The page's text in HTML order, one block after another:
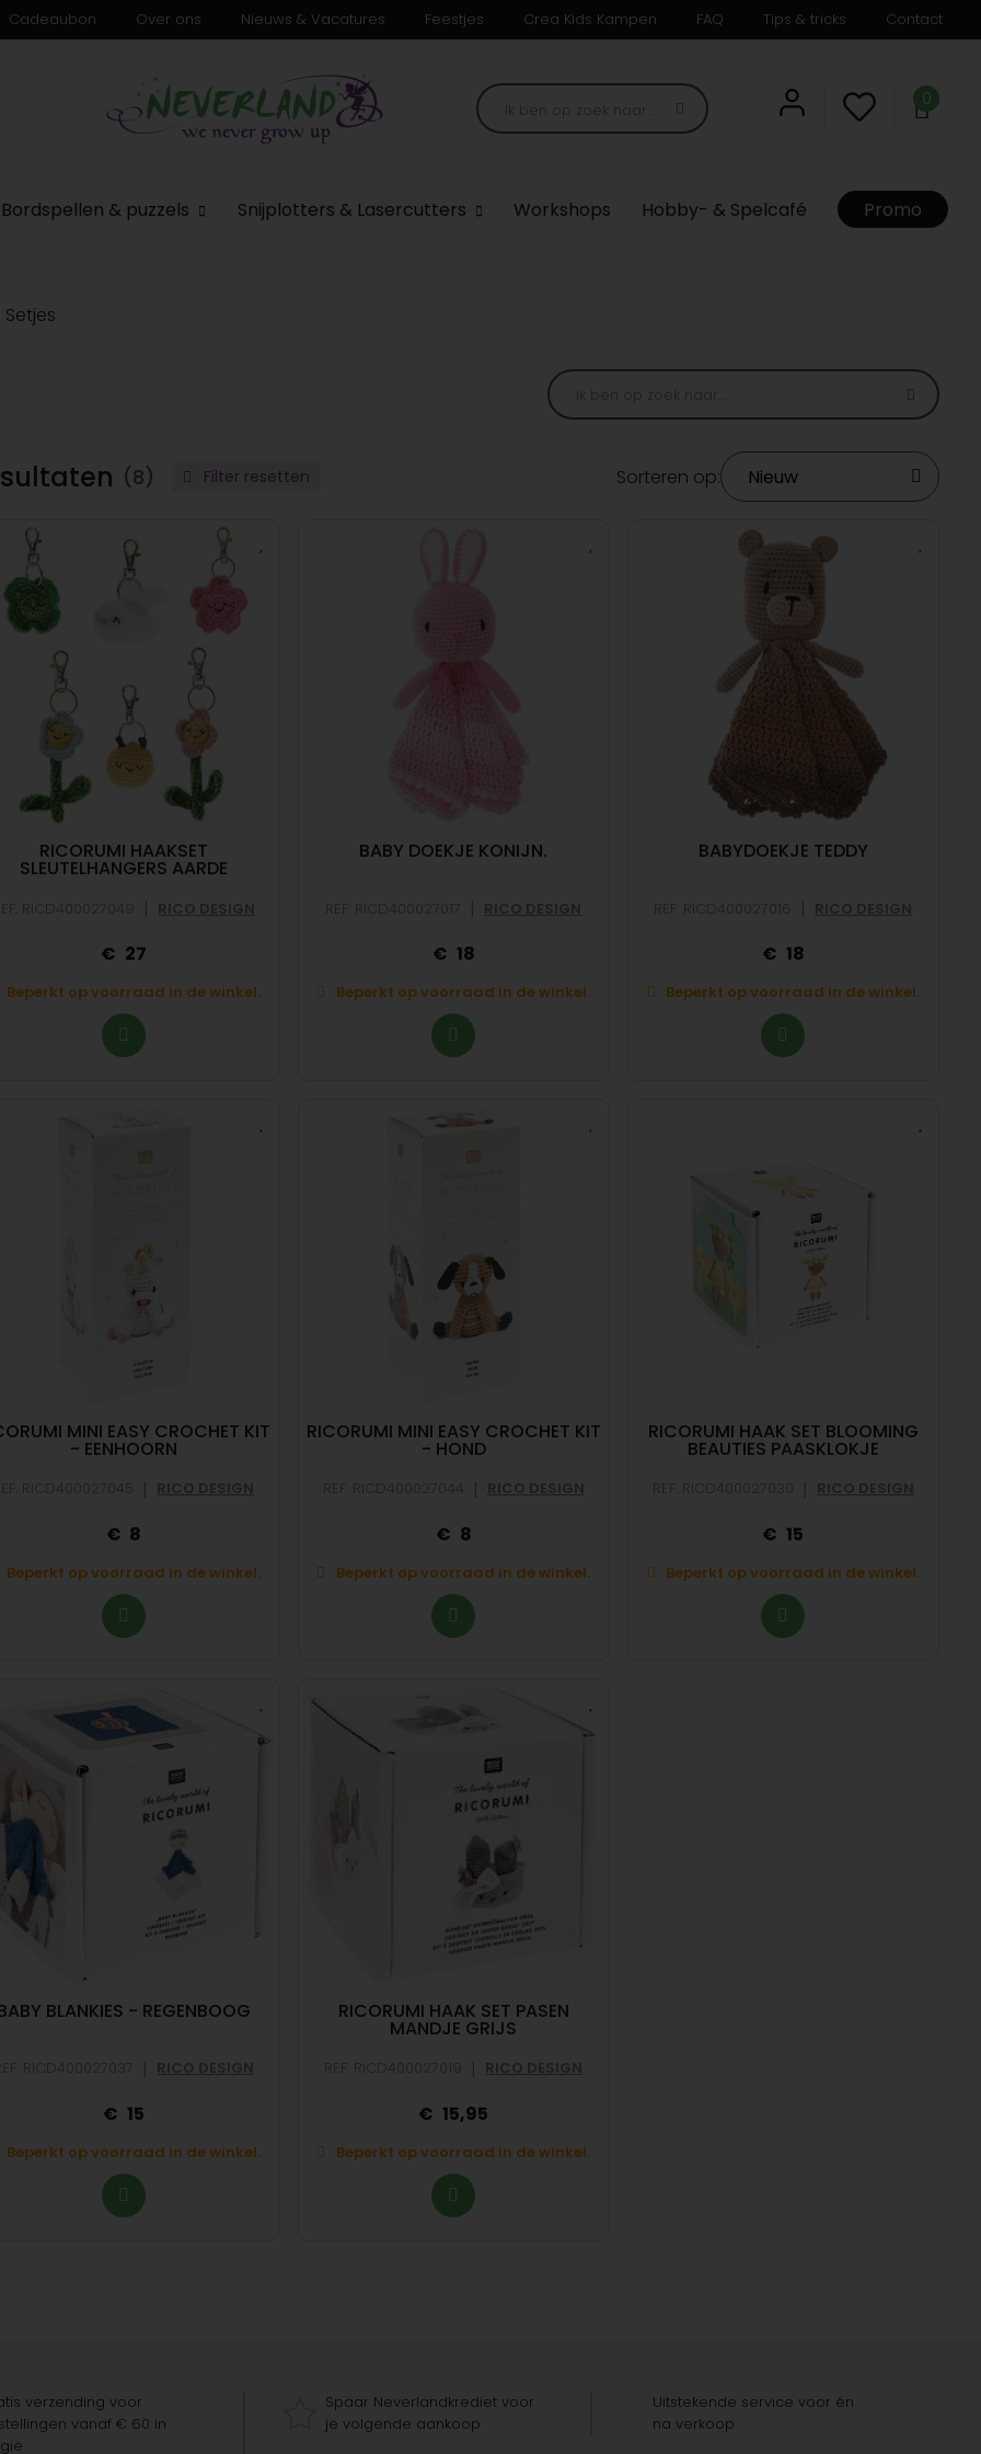
Cadeaubon Over ons Nieuws & Vacatures Feestjes Crea Kids Kampen FAQ Tips & tricks Contact
0
Bordspellen & puzzels Snijplotters & Lasercutters Workshops Hobby- & Spelcafé Promo
(8) Filter resetten Sorteren op:
RICORUMI HAAKSET
SLEUTELHANGERS AARDE
RICD400027049 | RICO DESIGN
27
Beperkt op voorraad in de winkel.
BABY DOEKJE KONIJN.
REF: RICD400027017 | RICO DESIGN
18
Beperkt op voorraad in de winkel.
BABYDOEKJE TEDDY
REF: RICD400027016 | RICO DESIGN
18
Beperkt op voorraad in de winkel.
MINI EASY CROCHET KIT
- EENHOORN
RICD400027045 | RICO DESIGN
8
Beperkt op voorraad in de winkel.
RICORUMI MINI EASY CROCHET KIT
- HOND
REF: RICD400027044 | RICO DESIGN
8
Beperkt op voorraad in de winkel.
RICORUMI HAAK SET BLOOMING
BEAUTIES PAASKLOKJE
REF: RICD400027030 | RICO DESIGN
15
Beperkt op voorraad in de winkel.
BLANKIES - REGENBOOG
RICD400027037 | RICO DESIGN
15
Beperkt op voorraad in de winkel.
RICORUMI HAAK SET PASEN
MANDJE GRIJS
REF: RICD400027019 | RICO DESIGN
15,95
Beperkt op voorraad in de winkel.
verzending voor
vanaf € 60 in
Spaar Neverlandkrediet voor
je volgende aankoop
Uitstekende service voor én
na verkoop